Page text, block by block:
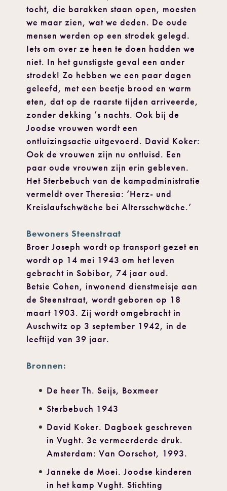
tocht, die barakken staan open, moesten
we maar zien, wat we deden. De oude
mensen werden op een strodek gelegd.
Iets om over ze heen te doen hadden we
niet. In het gunstigste geval een ander
strodek! Zo hebben we een paar dagen
geleefd, met een beetje brood en warm
eten, dat op de raarste tijden arriveerde,
zonder dekking ’s nachts. Ook bij de
Joodse vrouwen wordt een
ontluizingsactie uitgevoerd. David Koker:
Ook de vrouwen zijn nu ontluisd. Een
paar oude vrouwen zijn erin gebleven.
Het Sterbebuch van de kampadministratie
vermeldt over Theresia: ‘Herz- und
Kreislaufschwäche bei Altersschwäche.’
Bewoners Steenstraat
Broer Joseph wordt op transport gezet en
wordt op 14 mei 1943 om het leven
gebracht in Sobibor, 74 jaar oud.
Betsie Cohen, inwonend dienstmeisje aan
de Steenstraat, wordt geboren op 18
maart 1903. Zij wordt omgebracht in
Auschwitz op 3 september 1942, in de
leeftijd van 39 jaar.
Bronnen:
De heer Th. Seijs, Boxmeer
Sterbebuch 1943
David Koker. Dagboek geschreven
in Vught. 3e vermeerderde druk.
Amsterdam: Van Oorschot, 1993.
Janneke de Moei. Joodse kinderen
in het kamp Vught. Stichting